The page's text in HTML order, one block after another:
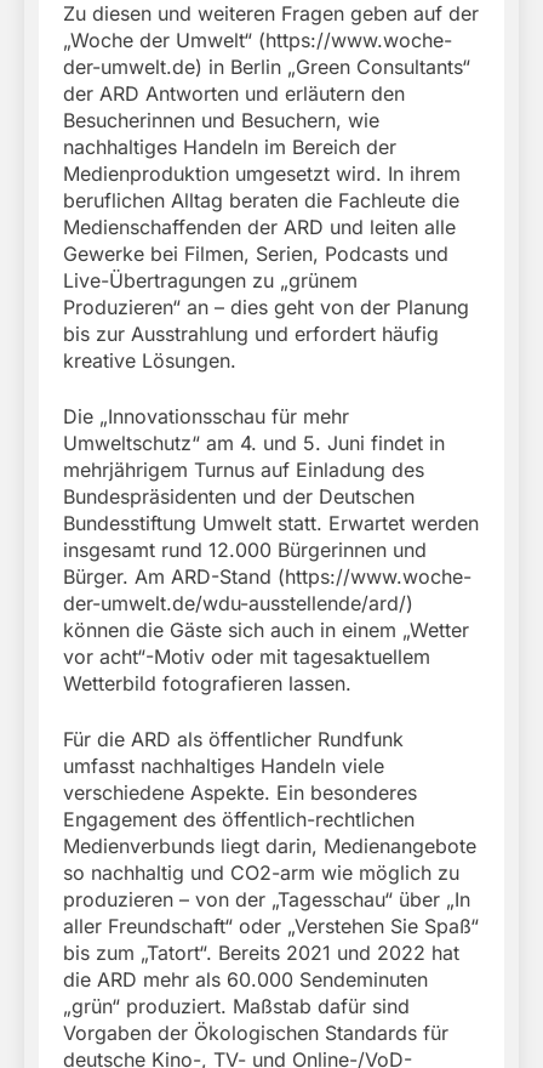
Zu diesen und weiteren Fragen geben auf der
„Woche der Umwelt“ (https://www.woche-
der-umwelt.de) in Berlin „Green Consultants“
der ARD Antworten und erläutern den
Besucherinnen und Besuchern, wie
nachhaltiges Handeln im Bereich der
Medienproduktion umgesetzt wird. In ihrem
beruflichen Alltag beraten die Fachleute die
Medienschaffenden der ARD und leiten alle
Gewerke bei Filmen, Serien, Podcasts und
Live-Übertragungen zu „grünem
Produzieren“ an – dies geht von der Planung
bis zur Ausstrahlung und erfordert häufig
kreative Lösungen.
Die „Innovationsschau für mehr
Umweltschutz“ am 4. und 5. Juni findet in
mehrjährigem Turnus auf Einladung des
Bundespräsidenten und der Deutschen
Bundesstiftung Umwelt statt. Erwartet werden
insgesamt rund 12.000 Bürgerinnen und
Bürger. Am ARD-Stand (https://www.woche-
der-umwelt.de/wdu-ausstellende/ard/)
können die Gäste sich auch in einem „Wetter
vor acht“-Motiv oder mit tagesaktuellem
Wetterbild fotografieren lassen.
Für die ARD als öffentlicher Rundfunk
umfasst nachhaltiges Handeln viele
verschiedene Aspekte. Ein besonderes
Engagement des öffentlich-rechtlichen
Medienverbunds liegt darin, Medienangebote
so nachhaltig und CO2-arm wie möglich zu
produzieren – von der „Tagesschau“ über „In
aller Freundschaft“ oder „Verstehen Sie Spaß“
bis zum „Tatort“. Bereits 2021 und 2022 hat
die ARD mehr als 60.000 Sendeminuten
„grün“ produziert. Maßstab dafür sind
Vorgaben der Ökologischen Standards für
deutsche Kino-, TV- und Online-/VoD-